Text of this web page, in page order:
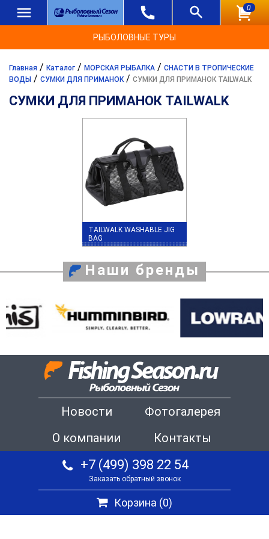
0
РЫБОЛОВНЫЕ ТУРЫ
Главная / Каталог / МОРСКАЯ РЫБАЛКА / СНАСТИ В ТРОПИЧЕСКИЕ
ВОДЫ / СУМКИ ДЛЯ ПРИМАНОК/ СУМКИ ДЛЯ ПРИМАНОК TAILWALK
СУМКИ ДЛЯ ПРИМАНОК TAILWALK
TAILWALK WASHABLE JIG
BAG
Наши бренды
Новости
Фотогалерея
О компании
Контакты
+7 (499) 398 22 54
Заказать обратный звонок
Корзина (0)